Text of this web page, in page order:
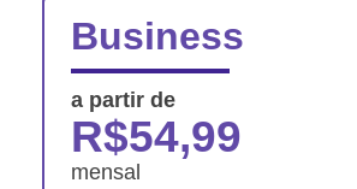
Business
a partir de
R$54,99
mensal